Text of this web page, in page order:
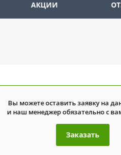
АКЦИИ
Вы можете оставить заявку на
и наш менеджер обязательно с
Заказать